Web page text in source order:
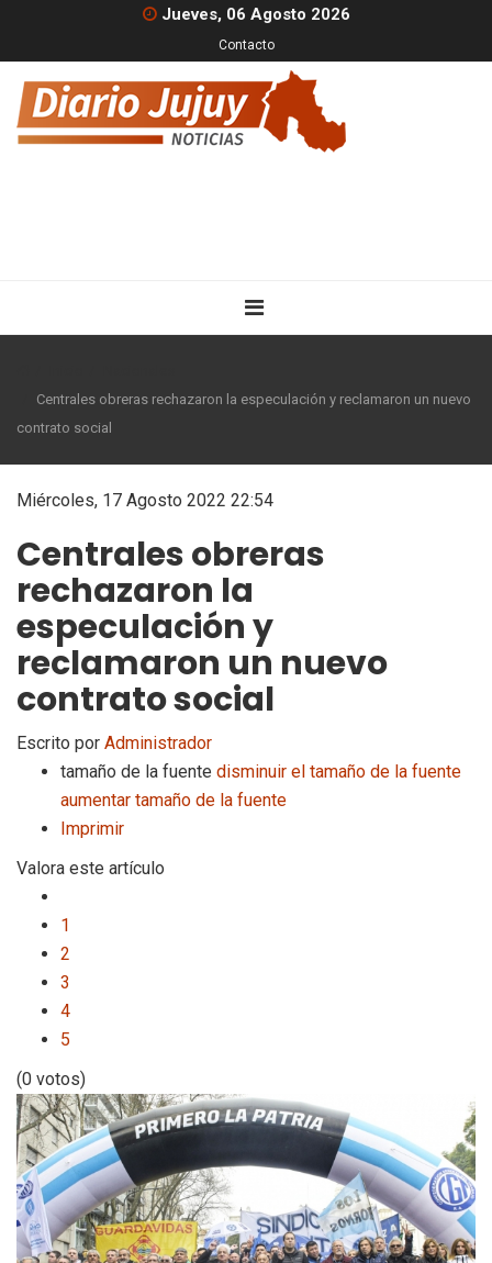
Jueves, 06 Agosto 2026
Contacto
Centrales obreras rechazaron la especulación y reclamaron un nuevo
contrato social
Miércoles, 17 Agosto 2022 22:54
Centrales obreras
rechazaron la
especulación y
reclamaron un nuevo
contrato social
Escrito por Administrador
tamaño de la fuente disminuir el tamaño de la fuente
aumentar tamaño de la fuente
Imprimir
Valora este artículo
1
2
3
4
5
(0 votos)